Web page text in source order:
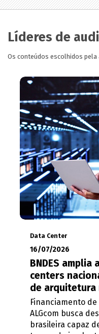
Líderes de
Os conteúdos escolhidos
Data Center
16/07/2026
BNDES
centers
de arquitetura
Financiamento de
ALGcom busca
brasileira capaz